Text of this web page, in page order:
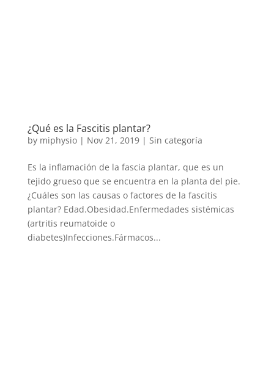
¿Qué es la Fascitis plantar?
by miphysio| Nov 21, 2019| Sin categoría
Es la inflamación de la fascia plantar, que es un
tejido grueso que se encuentra en la planta del pie.
¿Cuáles son las causas o factores de la fascitis
plantar? Edad.Obesidad.Enfermedades sistémicas
(artritis reumatoide o
diabetes)Infecciones.Fármacos...